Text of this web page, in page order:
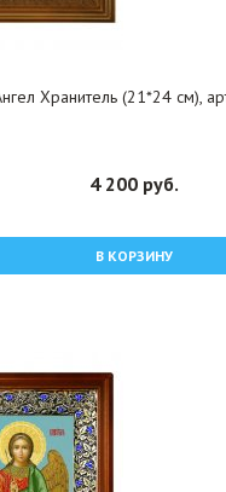
Хранитель (21*24 см),
4 200 руб.
В КОРЗИНУ